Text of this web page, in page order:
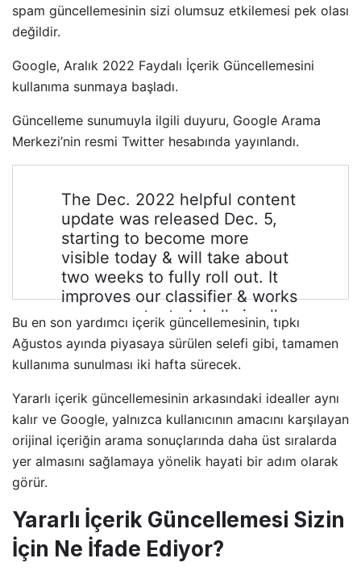
spam güncellemesinin sizi olumsuz etkilemesi pek olası
değildir.
Google, Aralık 2022 Faydalı İçerik Güncellemesini
kullanıma sunmaya başladı.
Güncelleme sunumuyla ilgili duyuru, Google Arama
Merkezi’nin resmi Twitter hesabında yayınlandı.
The Dec. 2022 helpful content
update was released Dec. 5,
starting to become more
visible today & will take about
two weeks to fully roll out. It
improves our classifier & works
across content globally in all
languages. Our help page
explains more:
https://t.co/MS7hbcBTsp
— Google Search Central
(@googlesearchc)December
6, 2022
Bu en son yardımcı içerik güncellemesinin, tıpkı
Ağustos ayında piyasaya sürülen selefi gibi, tamamen
kullanıma sunulması iki hafta sürecek.
Yararlı içerik güncellemesinin arkasındaki idealler aynı
kalır ve Google, yalnızca kullanıcının amacını karşılayan
orijinal içeriğin arama sonuçlarında daha üst sıralarda
yer almasını sağlamaya yönelik hayati bir adım olarak
görür.
Yararlı İçerik Güncellemesi Sizin
İçin Ne İfade Ediyor?